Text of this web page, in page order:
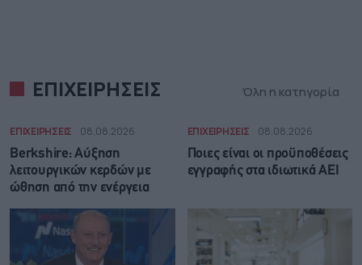
ΕΠΙΧΕΙΡΗΣΕΙΣ Όλη η κατηγορία
ΕΠΙΧΕΙΡΗΣΕΙΣ 08.08.2026
Berkshire: Αύξηση
λειτουργικών κερδών με
ώθηση από την ενέργεια
ΕΠΙΧΕΙΡΗΣΕΙΣ 08.08.2026
Ποιες είναι οι προϋποθέσεις
εγγραφής στα ιδιωτικά ΑΕΙ